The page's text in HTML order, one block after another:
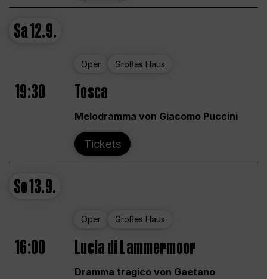
Sa12.9.
Oper Großes Haus
19:30 Tosca
Melodramma von Giacomo Puccini
Tickets
So13.9.
Oper Großes Haus
16:00 Lucia di Lammermoor
Dramma tragico von Gaetano